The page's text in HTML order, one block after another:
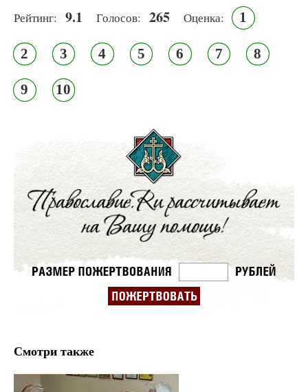
Рейтинг: 9.1 Голосов: 265 Оценка: 1
2 3 4 5 6 7 8
9 10
Смотри также